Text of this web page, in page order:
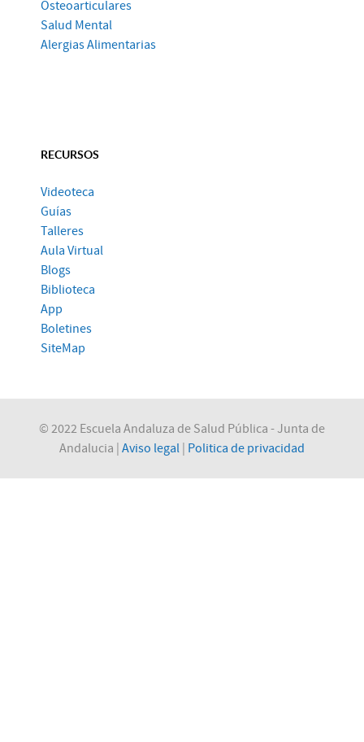
Osteoarticulares
Salud Mental
Alergias Alimentarias
RECURSOS
Videoteca
Guías
Talleres
Aula Virtual
Blogs
Biblioteca
App
Boletines
SiteMap
© 2022 Escuela Andaluza de Salud Pública - Junta de
Andalucia | Aviso legal Politica de privacidad